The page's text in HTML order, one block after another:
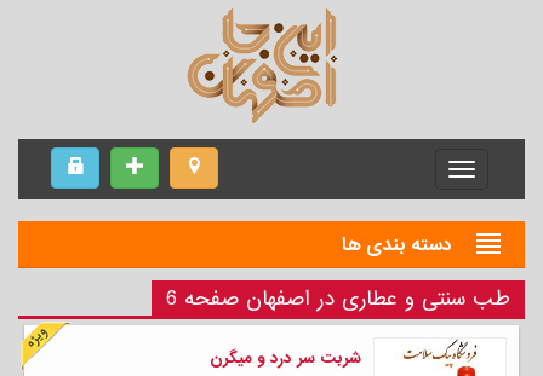
Menu
دسته بندی ها
طب سنتی و عطاری در اصفهان صفحه 6
شربت سر درد و میگرن